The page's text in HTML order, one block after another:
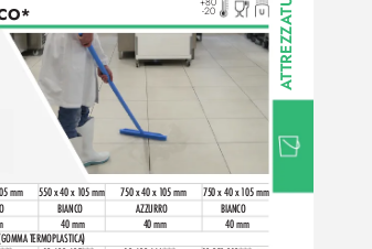
05 mm 550 x 40 x 105 mm 750 x 40 x 105 mm 750 x 40 x 105 mm
BIANCO AZZURRO BIANCO
40 mm 40 mm
40 mm
TERMOPLASTICA)
-20
A
T
TREZZA